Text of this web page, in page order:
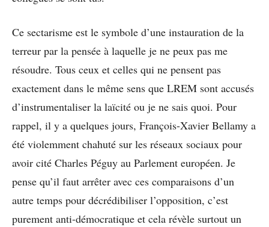
Ce sectarisme est le symbole d’une instauration de la
terreur par la pensée à laquelle je ne peux pas me
résoudre. Tous ceux et celles qui ne pensent pas
exactement dans le même sens que LREM sont accusés
d’instrumentaliser la laïcité ou je ne sais quoi. Pour
rappel, il y a quelques jours, François-Xavier Bellamy a
été violemment chahuté sur les réseaux sociaux pour
avoir cité Charles Péguy au Parlement européen. Je
pense qu’il faut arrêter avec ces comparaisons d’un
autre temps pour décrédibiliser l’opposition, c’est
purement anti-démocratique et cela révèle surtout un